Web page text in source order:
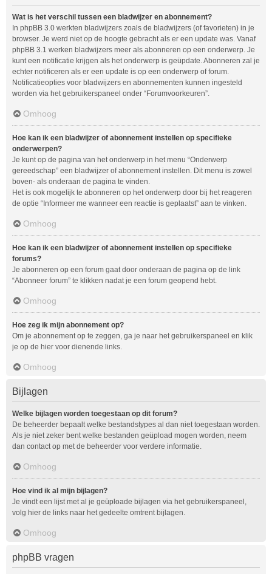
Wat is het verschil tussen een bladwijzer en abonnement?
In phpBB 3.0 werkten bladwijzers zoals de bladwijzers (of favorieten) in je
browser. Je werd niet op de hoogte gebracht als er een update was. Vanaf
phpBB 3.1 werken bladwijzers meer als abonneren op een onderwerp. Je
kunt een notificatie krijgen als het onderwerp is geüpdate. Abonneren zal je
echter notificeren als er een update is op een onderwerp of forum.
Notificatieopties voor bladwijzers en abonnementen kunnen ingesteld
worden via het gebruikerspaneel onder “Forumvoorkeuren”.
Omhoog
Hoe kan ik een bladwijzer of abonnement instellen op specifieke
onderwerpen?
Je kunt op de pagina van het onderwerp in het menu “Onderwerp
gereedschap” een bladwijzer of abonnement instellen. Dit menu is zowel
boven- als onderaan de pagina te vinden.
Het is ook mogelijk te abonneren op het onderwerp door bij het reageren
de optie “Informeer me wanneer een reactie is geplaatst” aan te vinken.
Omhoog
Hoe kan ik een bladwijzer of abonnement instellen op specifieke
forums?
Je abonneren op een forum gaat door onderaan de pagina op de link
“Abonneer forum” te klikken nadat je een forum geopend hebt.
Omhoog
Hoe zeg ik mijn abonnement op?
Om je abonnement op te zeggen, ga je naar het gebruikerspaneel en klik
je op de hier voor dienende links.
Omhoog
Bijlagen
Welke bijlagen worden toegestaan op dit forum?
De beheerder bepaalt welke bestandstypes al dan niet toegestaan worden.
Als je niet zeker bent welke bestanden geüpload mogen worden, neem
dan contact op met de beheerder voor verdere informatie.
Omhoog
Hoe vind ik al mijn bijlagen?
Je vindt een lijst met al je geüploade bijlagen via het gebruikerspaneel,
volg hier de links naar het gedeelte omtrent bijlagen.
Omhoog
phpBB vragen